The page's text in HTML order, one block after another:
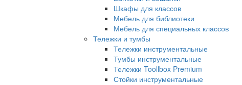
Шкафы для классов
Мебель для библиотеки
Мебель для специальных классов
Тележки и тумбы
Тележки инструментальные
Тумбы инструментальные
Тележки Toollbox Premium
Стойки инструментальные